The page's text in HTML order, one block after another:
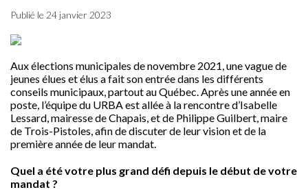
Publié le 24 janvier 2023
Aux élections municipales de novembre 2021, une vague de
jeunes élues et élus a fait son entrée dans les différents
conseils municipaux, partout au Québec. Après une année en
poste, l’équipe du URBA est allée à la rencontre d’Isabelle
Lessard, mairesse de Chapais, et de Philippe Guilbert, maire
de Trois-Pistoles, afin de discuter de leur vision et de la
première année de leur mandat.
Quel a été votre plus grand défi depuis le début de votre
mandat ?